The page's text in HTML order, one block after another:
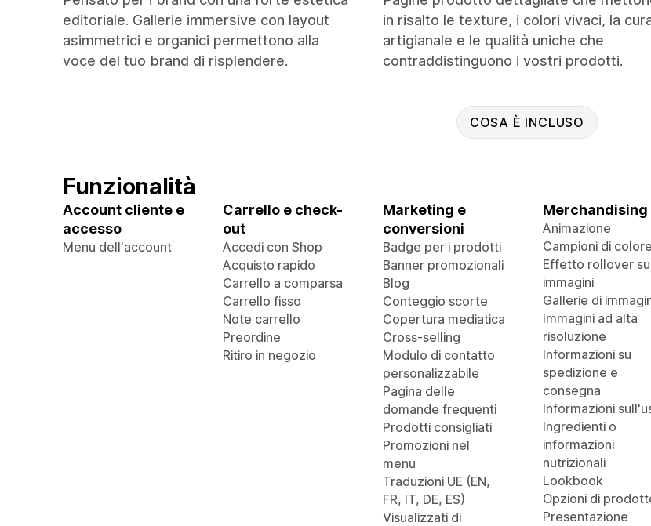
editoriale. Gallerie immersive con layout
asimmetrici e organici permettono alla
voce del tuo brand di risplendere.
in risalto le texture, i colori vivaci, la
artigianale e le qualità uniche che
contraddistinguono i vostri prodotti.
COSA È INCLUSO
Funzionalità
Account cliente e
accesso
Menu dell'account
Carrello e check-
out
Accedi con Shop
Acquisto rapido
Carrello a comparsa
Carrello fisso
Note carrello
Preordine
Ritiro in negozio
Marketing e
conversioni
Badge per i prodotti
Banner promozionali
Blog
Conteggio scorte
Copertura mediatica
Cross-selling
Modulo di contatto
personalizzabile
Pagina delle
domande frequenti
Prodotti consigliati
Promozioni nel
menu
Traduzioni UE (EN,
FR, IT, DE, ES)
Visualizzati di
Merchandising
Animazione
Campioni di colore
Effetto rollover
immagini
Gallerie di
Immagini ad alta
risoluzione
Informazioni su
spedizione e
consegna
Informazioni
Ingredienti o
informazioni
nutrizionali
Lookbook
Opzioni di
Presentazione